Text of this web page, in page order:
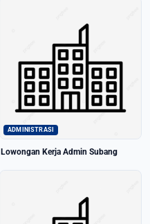
ADMINISTRASI
Lowongan Kerja Admin Subang